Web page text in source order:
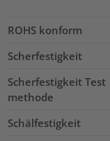
ROHS konform
Scherfestigkeit
Scherfestigkeit Test
methode
Schälfestigkeit